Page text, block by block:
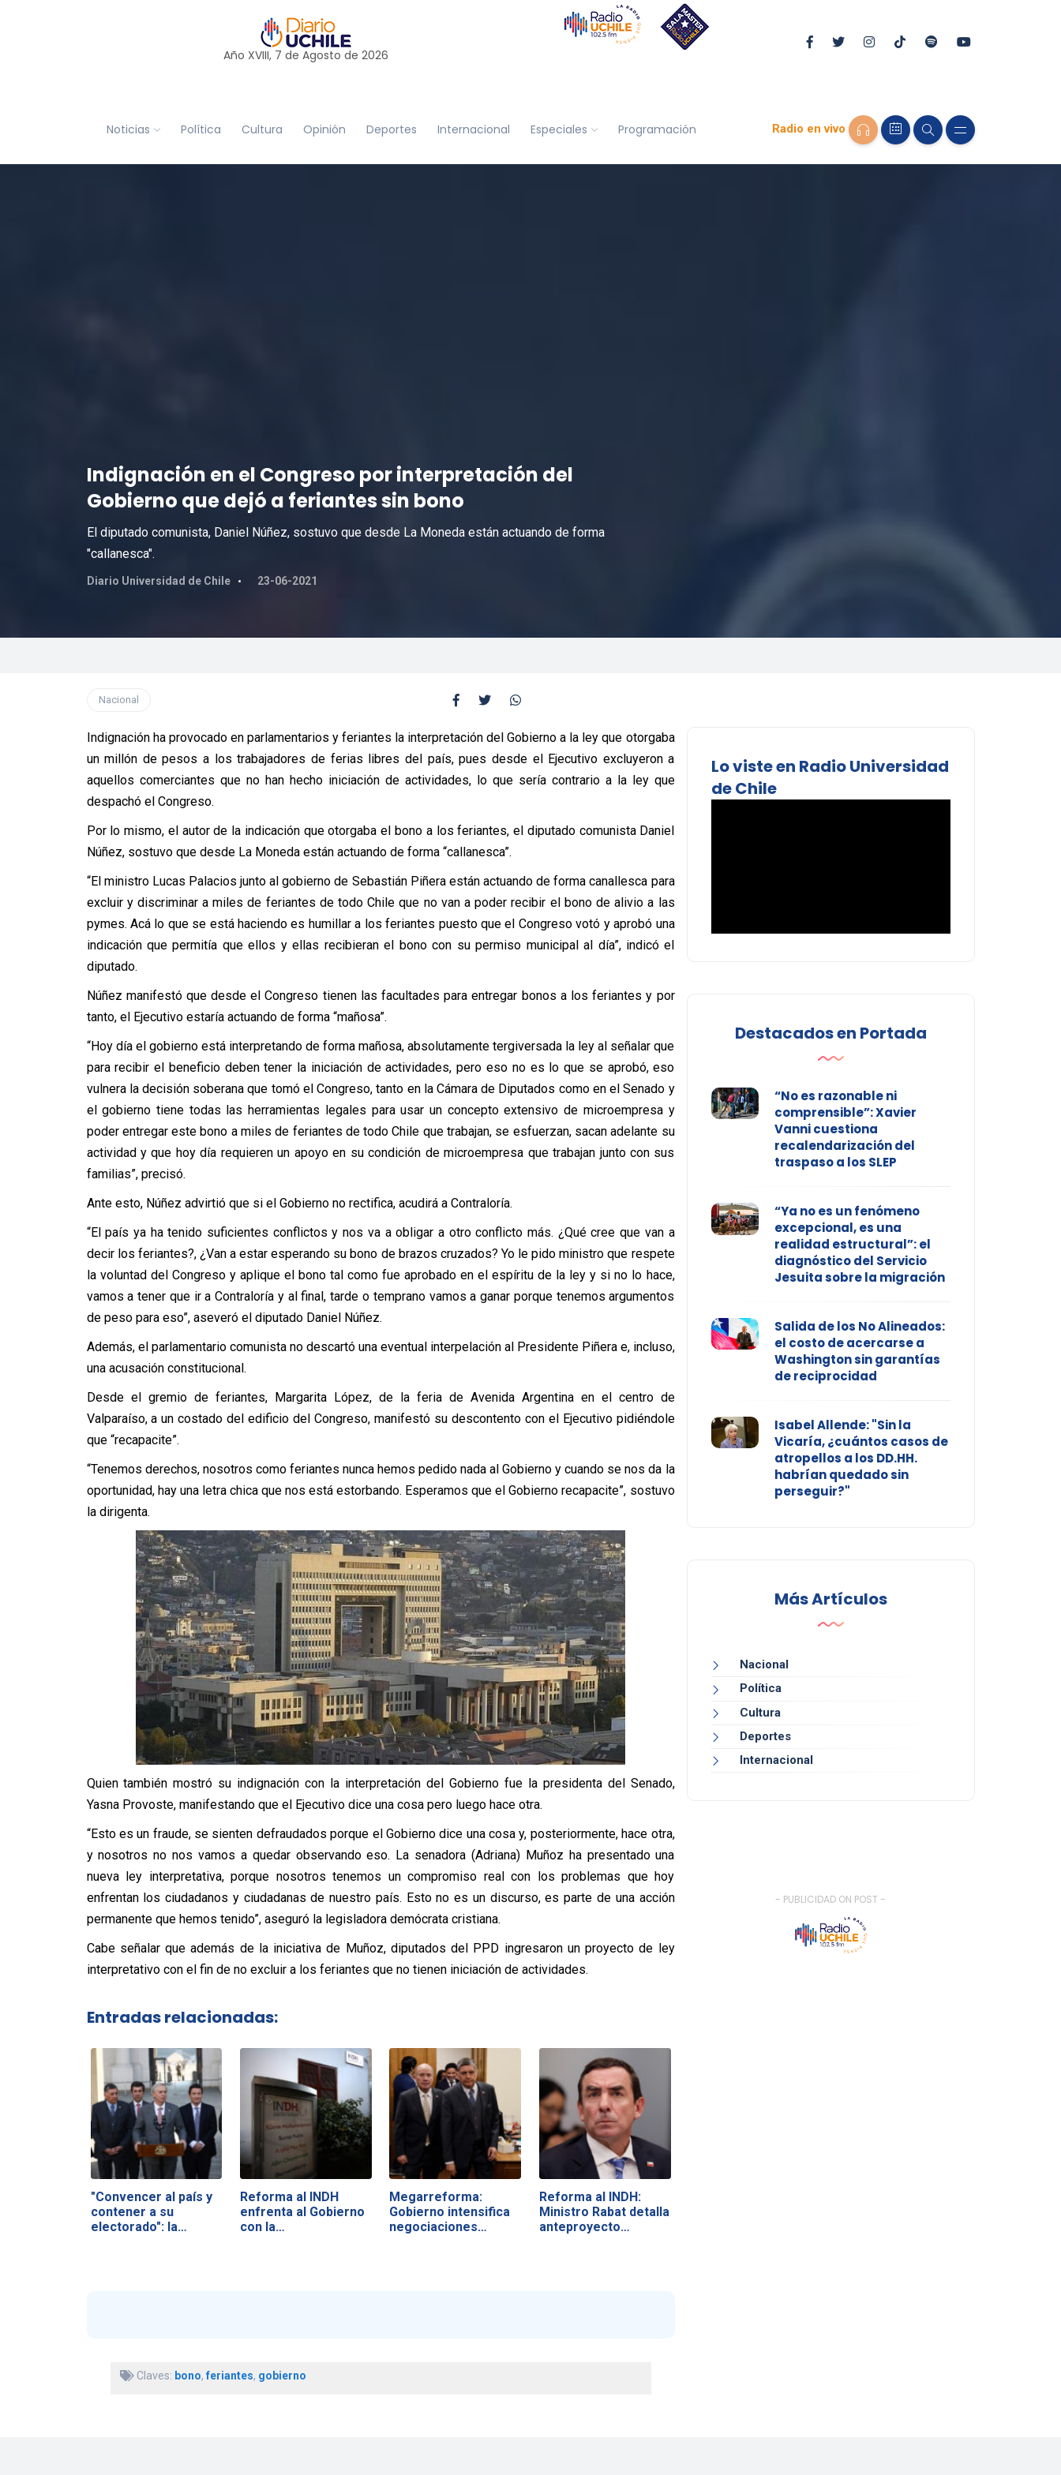
Año XVIII, 7 de Agosto de 2026
Noticias Política Cultura Opinión Deportes Internacional Especiales Programación Radio en vivo
Indignación en el Congreso por interpretación del
Gobierno que dejó a feriantes sin bono
El diputado comunista, Daniel Núñez, sostuvo que desde La Moneda están actuando de forma
"callanesca".
Diario Universidad de Chile 23-06-2021
Nacional
Indignación ha provocado en parlamentarios y feriantes la interpretación del Gobierno a la ley que otorgaba
un millón de pesos a los trabajadores de ferias libres del país, pues desde el Ejecutivo excluyeron a
aquellos comerciantes que no han hecho iniciación de actividades, lo que sería contrario a la ley que
despachó el Congreso.
Por lo mismo, el autor de la indicación que otorgaba el bono a los feriantes, el diputado comunista Daniel
Núñez, sostuvo que desde La Moneda están actuando de forma “callanesca”.
“El ministro Lucas Palacios junto al gobierno de Sebastián Piñera están actuando de forma canallesca para
excluir y discriminar a miles de feriantes de todo Chile que no van a poder recibir el bono de alivio a las
pymes. Acá lo que se está haciendo es humillar a los feriantes puesto que el Congreso votó y aprobó una
indicación que permitía que ellos y ellas recibieran el bono con su permiso municipal al día”, indicó el
diputado.
Núñez manifestó que desde el Congreso tienen las facultades para entregar bonos a los feriantes y por
tanto, el Ejecutivo estaría actuando de forma “mañosa”.
“Hoy día el gobierno está interpretando de forma mañosa, absolutamente tergiversada la ley al señalar que
para recibir el beneficio deben tener la iniciación de actividades, pero eso no es lo que se aprobó, eso
vulnera la decisión soberana que tomó el Congreso, tanto en la Cámara de Diputados como en el Senado y
el gobierno tiene todas las herramientas legales para usar un concepto extensivo de microempresa y
poder entregar este bono a miles de feriantes de todo Chile que trabajan, se esfuerzan, sacan adelante su
actividad y que hoy día requieren un apoyo en su condición de microempresa que trabajan junto con sus
familias”, precisó.
Ante esto, Núñez advirtió que si el Gobierno no rectifica, acudirá a Contraloría.
“El país ya ha tenido suficientes conflictos y nos va a obligar a otro conflicto más. ¿Qué cree que van a
decir los feriantes?, ¿Van a estar esperando su bono de brazos cruzados? Yo le pido ministro que respete
la voluntad del Congreso y aplique el bono tal como fue aprobado en el espíritu de la ley y si no lo hace,
vamos a tener que ir a Contraloría y al final, tarde o temprano vamos a ganar porque tenemos argumentos
de peso para eso”, aseveró el diputado Daniel Núñez.
Además, el parlamentario comunista no descartó una eventual interpelación al Presidente Piñera e, incluso,
una acusación constitucional.
Desde el gremio de feriantes, Margarita López, de la feria de Avenida Argentina en el centro de
Valparaíso, a un costado del edificio del Congreso, manifestó su descontento con el Ejecutivo pidiéndole
que “recapacite”.
“Tenemos derechos, nosotros como feriantes nunca hemos pedido nada al Gobierno y cuando se nos da la
oportunidad, hay una letra chica que nos está estorbando. Esperamos que el Gobierno recapacite”, sostuvo
la dirigenta.
Quien también mostró su indignación con la interpretación del Gobierno fue la presidenta del Senado,
Yasna Provoste, manifestando que el Ejecutivo dice una cosa pero luego hace otra.
“Esto es un fraude, se sienten defraudados porque el Gobierno dice una cosa y, posteriormente, hace otra,
y nosotros no nos vamos a quedar observando eso. La senadora (Adriana) Muñoz ha presentado una
nueva ley interpretativa, porque nosotros tenemos un compromiso real con los problemas que hoy
enfrentan los ciudadanos y ciudadanas de nuestro país. Esto no es un discurso, es parte de una acción
permanente que hemos tenido”, aseguró la legisladora demócrata cristiana.
Cabe señalar que además de la iniciativa de Muñoz, diputados del PPD ingresaron un proyecto de ley
interpretativo con el fin de no excluir a los feriantes que no tienen iniciación de actividades.
Entradas relacionadas:
"Convencer al país y
contener a su
electorado": la…
Reforma al INDH
enfrenta al Gobierno
con la…
Megarreforma:
Gobierno intensifica
negociaciones…
Reforma al INDH:
Ministro Rabat detalla
anteproyecto…
Claves: bono,feriantes, gobierno
Lo viste en Radio Universidad
de Chile
Destacados en Portada
“No es razonable ni
comprensible”: Xavier
Vanni cuestiona
recalendarización del
traspaso a los SLEP
“Ya no es un fenómeno
excepcional, es una
realidad estructural”: el
diagnóstico del Servicio
Jesuita sobre la migración
Salida de los No Alineados:
el costo de acercarse a
Washington sin garantías
de reciprocidad
Isabel Allende: "Sin la
Vicaría, ¿cuántos casos de
atropellos a los DD.HH.
habrían quedado sin
perseguir?"
Más Artículos
Nacional
Política
Cultura
Deportes
Internacional
- PUBLICIDAD ON POST -